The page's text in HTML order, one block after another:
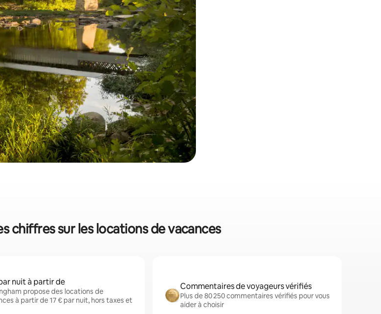
chiffres sur les locations de vacances
nuit à partir de
propose des locations de
à partir de 17 € par nuit, hors taxes et
Commentaires de voyageurs vérifiés
Plus de 80 250 commentaires vérifiés pour vous
aider à choisir